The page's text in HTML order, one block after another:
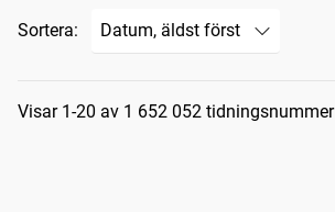
Sortera:
Sökresultat
Visar 1-20 av 1 652 052 tidningsnummer